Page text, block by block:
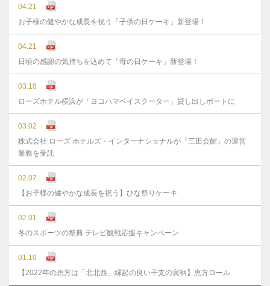
04.21
お子様の健やかな成長を祝う「子供の日ケーキ」新登場！
04.21
日頃の感謝の気持ちを込めて「母の日ケーキ」新登場！
03.18
ローズホテル横浜が「ヨコハマベイスクーター」貸し出しポートに
03.02
株式会社 ローズ ホテルズ・インターナショナルが「三田会館」の運営
業務を受託
02.07
【お子様の健やかな成長を祝う】ひな祭りケーキ
02.01
冬のスポーツの祭典 テレビ観戦応援キャンペーン
01.10
【2022年の恵方は「北北西」縁起の良い干支の寅柄】恵方ロール